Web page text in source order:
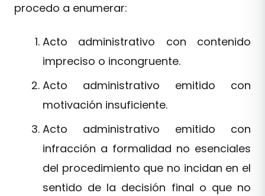
procedo a enumerar:
Acto administrativo con contenido
impreciso o incongruente.
Acto administrativo emitido con
motivación insuficiente.
Acto administrativo emitido con
infracción a formalidad no esenciales
del procedimiento que no incidan en el
sentido de la decisión final o que no